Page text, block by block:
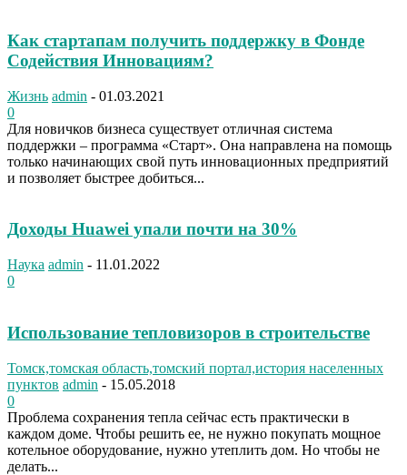
Как стартапам получить поддержку в Фонде
Содействия Инновациям?
Жизнь admin - 01.03.2021
0
Для новичков бизнеса существует отличная система
поддержки – программа «Старт». Она направлена на помощь
только начинающих свой путь инновационных предприятий
и позволяет быстрее добиться...
Доходы Huawei упали почти на 30%
Наука admin - 11.01.2022
0
Использование тепловизоров в строительстве
Томск,томская область,томский портал,история населенных
пунктов admin - 15.05.2018
0
Проблема сохранения тепла сейчас есть практически в
каждом доме. Чтобы решить ее, не нужно покупать мощное
котельное оборудование, нужно утеплить дом. Но чтобы не
делать...